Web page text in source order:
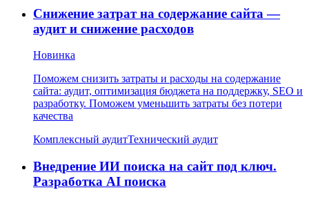
Снижение затрат на содержание сайта —
аудит и снижение расходов
Новинка
Поможем снизить затраты и расходы на содержание
сайта: аудит, оптимизация бюджета на поддержку, SEO и
разработку. Поможем уменьшить затраты без потери
качества
Комплексный аудитТехнический аудит
Внедрение ИИ поиска на сайт под ключ.
Разработка AI поиска